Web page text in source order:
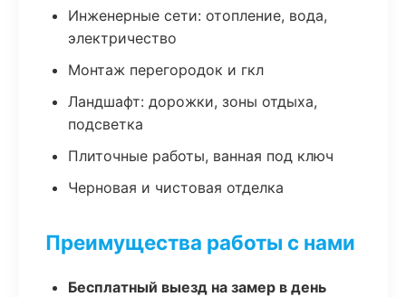
Инженерные сети: отопление, вода,
электричество
Монтаж перегородок и гкл
Ландшафт: дорожки, зоны отдыха,
подсветка
Плиточные работы, ванная под ключ
Черновая и чистовая отделка
Преимущества работы с нами
Бесплатный выезд на замер в день